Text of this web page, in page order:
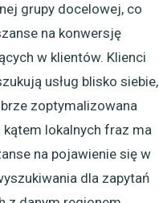
grupy docelowej, co
na konwersję
w klientów. Klienci
usług blisko siebie,
zoptymalizowana
lokalnych fraz ma
na pojawienie się w
dla zapytań